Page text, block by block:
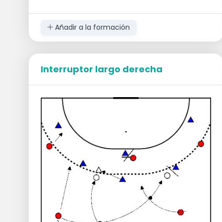
derecha y presiona
La esquina izquierda presiona
La esquina izquierda presiona y corre
hacia atrás
La estructura central presiona a la
izquierda con el objetivo de llevarse
consigo al defensa central y luego
bloquearlo o retenerlo
El corredor del círculo asegura al defensor
del círculo
Poste izquierdo corre detrás del poste
central y recibe el balón
Nota:
El córner derecho y la estructura
derecha también presionan a la derecha para
mantener al defensa con ellos y que la
estructura izquierda consiga espacio
Añadir a la formación
Interruptor largo derecha